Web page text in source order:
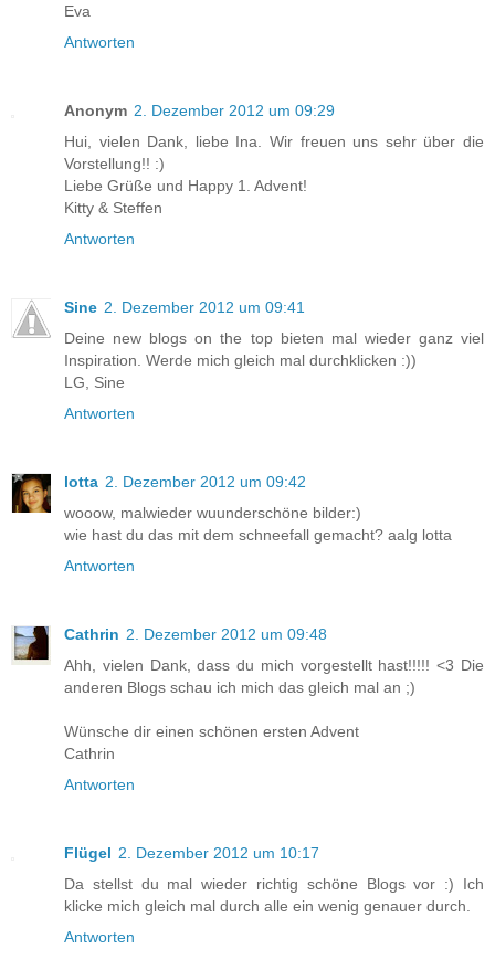
Eva
Antworten
Anonym 2. Dezember 2012 um 09:29
Hui, vielen Dank, liebe Ina. Wir freuen uns sehr über die
Vorstellung!! :)
Liebe Grüße und Happy 1. Advent!
Kitty & Steffen
Antworten
Sine 2. Dezember 2012 um 09:41
Deine new blogs on the top bieten mal wieder ganz viel
Inspiration. Werde mich gleich mal durchklicken :))
LG, Sine
Antworten
lotta 2. Dezember 2012 um 09:42
wooow, malwieder wuunderschöne bilder:)
wie hast du das mit dem schneefall gemacht? aalg lotta
Antworten
Cathrin 2. Dezember 2012 um 09:48
Ahh, vielen Dank, dass du mich vorgestellt hast!!!!! <3 Die
anderen Blogs schau ich mich das gleich mal an ;)
Wünsche dir einen schönen ersten Advent
Cathrin
Antworten
Flügel 2. Dezember 2012 um 10:17
Da stellst du mal wieder richtig schöne Blogs vor :) Ich
klicke mich gleich mal durch alle ein wenig genauer durch.
Antworten